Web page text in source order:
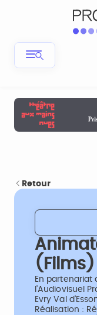
Retour
(Films)
En partenariat
l’Audiovisuel
Evry Val
Réalisation :